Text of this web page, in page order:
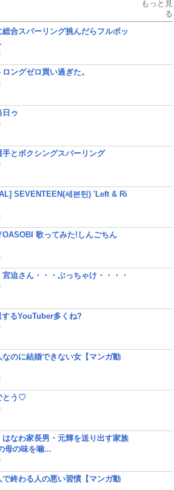
もっと見
る
合スパーリング挑んだらフルボッ
ングゼロ買い過ぎた。
日ゥ
とボクシングスパーリング
SEVENTEEN(세븐틴) 'Left & Ri
歌ってみた!しんごちん
宮迫さん・・・ぶっちゃけ・・・・
するYouTuber多くね?
なのに結婚できない女【マンガ動
とう♡
はなわ家長男・元輝を送り出す家族
母の味を噛...
で終わる人の悪い習慣【マンガ動